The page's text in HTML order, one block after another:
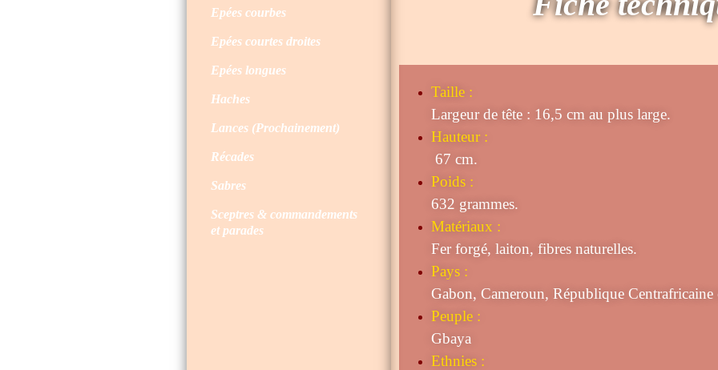
Epées courbes
Epées courtes droites
Epées longues
Haches
Lances (Prochainement)
Récades
Sabres
Sceptres & commandements
et parades
Taille:
Largeur de tête : 16,5 cm au plus large.
Hauteur :
67 cm.
Poids :
632 grammes.
Matériaux :
Fer forgé, laiton, fibres naturelles.
Pays :
Gabon, Cameroun, République
Peuple :
Gbaya
Ethnies :